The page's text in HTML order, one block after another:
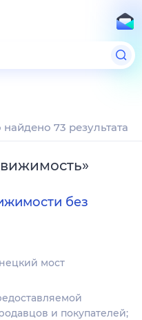
найдено 73 результата
»
без
мост
и покупателей;